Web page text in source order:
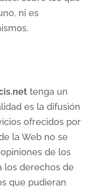
ni es
tenga un
es la difusión
ofrecidos por
la Web no se
de los
los derechos de
que pudieran